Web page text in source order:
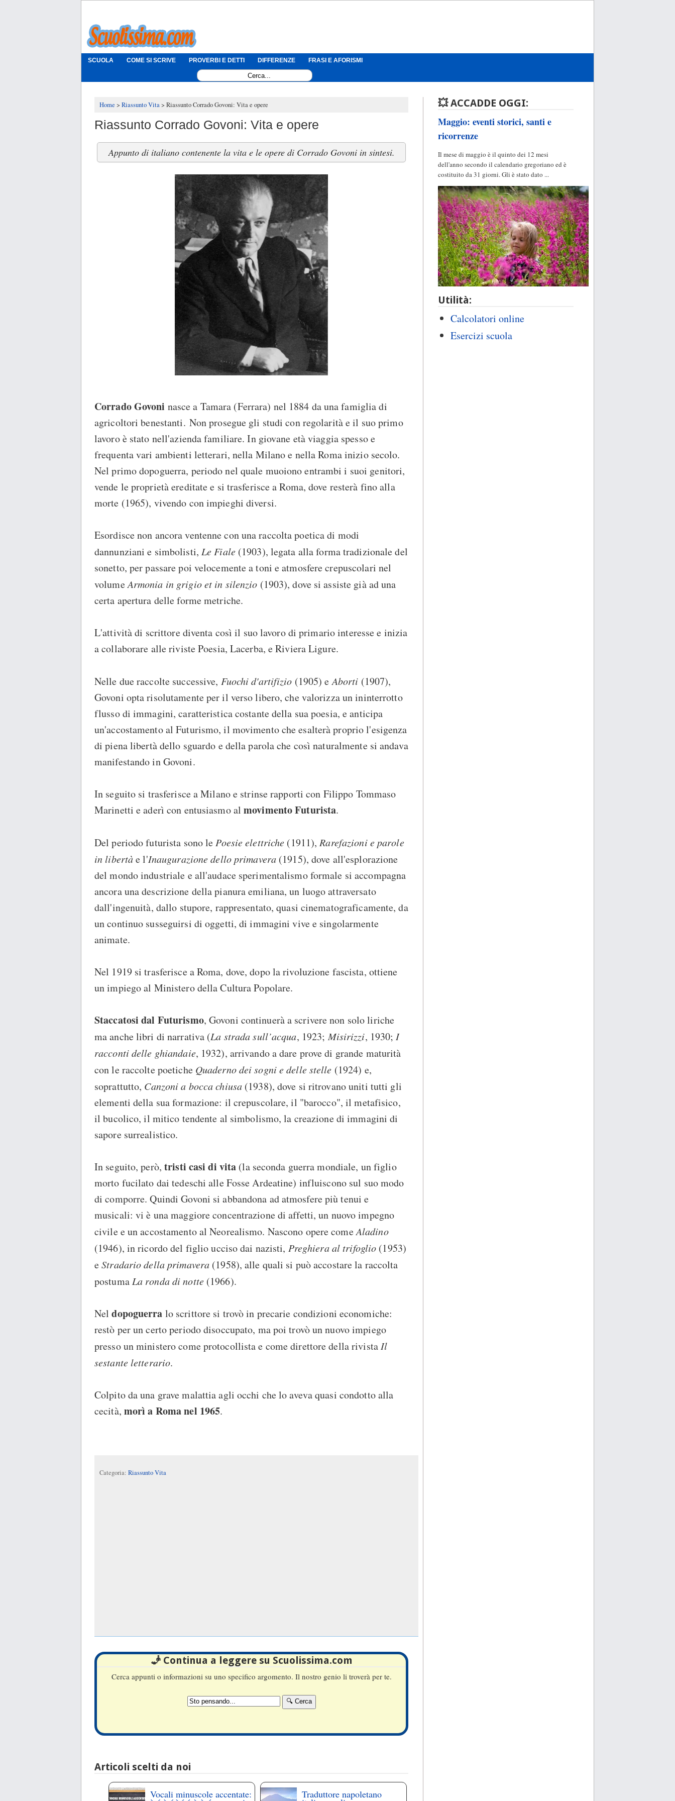
SCUOLA COME SI SCRIVE PROVERBI E DETTI DIFFERENZE FRASI E AFORISMI
Home Riassunto Vita Riassunto Corrado Govoni: Vita e opere
Riassunto Corrado Govoni: Vita e opere
Appunto di italiano contenente la vita e le opere di Corrado Govoni in sintesi.
Corrado Govoni nasce a Tamara (Ferrara) nel 1884 da una famiglia di
agricoltori benestanti. Non prosegue gli studi con regolarità e il suo primo
lavoro è stato nell'azienda familiare. In giovane età viaggia spesso e
frequenta vari ambienti letterari, nella Milano e nella Roma inizio secolo.
Nel primo dopoguerra, periodo nel quale muoiono entrambi i suoi genitori,
vende le proprietà ereditate e si trasferisce a Roma, dove resterà fino alla
morte (1965), vivendo con impieghi diversi.
Esordisce non ancora ventenne con una raccolta poetica di modi
dannunziani e simbolisti, Le Fiale(1903), legata alla forma tradizionale del
sonetto, per passare poi velocemente a toni e atmosfere crepuscolari nel
volumeArmonia in grigio et in silenzio (1903), dove si assiste già ad una
certa apertura delle forme metriche.
L'attività di scrittore diventa così il suo lavoro di primario interesse e inizia
a collaborare alle riviste Poesia, Lacerba, e Riviera Ligure.
Nelle due raccolte successive, Fuochi d'artifizio (1905) eAborti (1907),
Govoni opta risolutamente per il verso libero, che valorizza un ininterrotto
flusso di immagini, caratteristica costante della sua poesia, e anticipa
un'accostamento al Futurismo, il movimento che esalterà proprio l'esigenza
di piena libertà dello sguardo e della parola che così naturalmente si andava
manifestando in Govoni.
In seguito si trasferisce a Milano e strinse rapporti con Filippo Tommaso
Marinetti e aderì con entusiasmo almovimento Futurista.
Del periodo futurista sono lePoesie elettriche (1911),Rarefazioni e parole
in libertàe l'Inaugurazione dello primavera (1915), dove all'esplorazione
del mondo industriale e all'audace sperimentalismo formale si accompagna
ancora una descrizione della pianura emiliana, un luogo attraversato
dall'ingenuità, dallo stupore, rappresentato, quasi cinematograficamente, da
un continuo susseguirsi di oggetti, di immagini vive e singolarmente
animate.
Nel 1919 si trasferisce a Roma, dove, dopo la rivoluzione fascista, ottiene
un impiego al Ministero della Cultura Popolare.
Staccatosi dal Futurismo, Govoni continuerà a scrivere non solo liriche
ma anche libri di narrativa (La strada sull’acqua, 1923;Misirizzi, 1930; I
racconti delle ghiandaie, 1932), arrivando a dare prove di grande maturità
con le raccolte poetiche Quaderno dei sogni e delle stelle (1924) e,
soprattutto, Canzoni a bocca chiusa (1938), dove si ritrovano uniti tutti gli
elementi della sua formazione: il crepuscolare, il "barocco", il metafisico,
il bucolico, il mitico tendente al simbolismo, la creazione di immagini di
sapore surrealistico.
In seguito, però,tristi casi di vita (la seconda guerra mondiale, un figlio
morto fucilato dai tedeschi alle Fosse Ardeatine) influiscono sul suo modo
di comporre. Quindi Govoni si abbandona ad atmosfere più tenui e
musicali: vi è una maggiore concentrazione di affetti, un nuovo impegno
civile e un accostamento al Neorealismo. Nascono opere comeAladino
(1946), in ricordo del figlio ucciso dai nazisti, Preghiera al trifoglio (1953)
eStradario della primavera (1958), alle quali si può accostare la raccolta
postumaLa ronda di notte (1966).
Neldopoguerra lo scrittore si trovò in precarie condizioni economiche:
restò per un certo periodo disoccupato, ma poi trovò un nuovo impiego
presso un ministero come protocollista e come direttore della rivistaIl
sestante letterario.
Colpito da una grave malattia agli occhi che lo aveva quasi condotto alla
cecità, morì a Roma nel 1965.
Categoria: Riassunto Vita
🧞 Continua a leggere su Scuolissima.com
Cerca appunti o informazioni su uno specifico argomento. Il nostro genio li troverà per te.
Articoli scelti da noi
Vocali minuscole accentate: Traduttore napoletano
💥 ACCADDE OGGI:
Maggio: eventi storici, santi e
ricorrenze
Il mese di maggio è il quinto dei 12 mesi
dell'anno secondo il calendario gregoriano ed è
costituito da 31 giorni. Gli è stato dato ...
Utilità:
Calcolatori online
Esercizi scuola